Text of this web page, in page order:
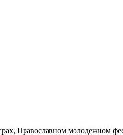
Православном молодежном